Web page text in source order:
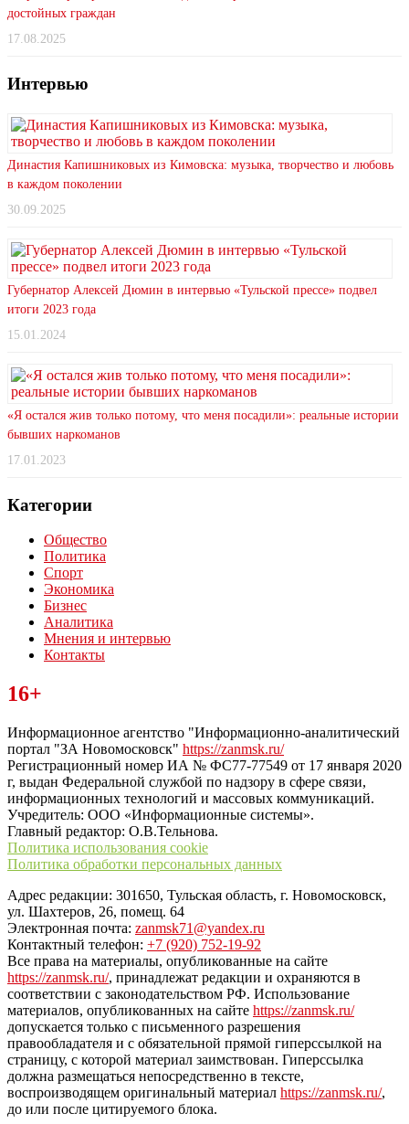
достойных граждан
17.08.2025
Интервью
Династия Капишниковых из Кимовска: музыка, творчество и любовь
в каждом поколении
30.09.2025
Губернатор Алексей Дюмин в интервью «Тульской прессе» подвел
итоги 2023 года
15.01.2024
«Я остался жив только потому, что меня посадили»: реальные истории
бывших наркоманов
17.01.2023
Категории
Общество
Политика
Спорт
Экономика
Бизнес
Аналитика
Мнения и интервью
Контакты
Читайте последние новости дня в Тульской области на сайте
“ЗаНовомосковск”
16+
Информационное агентство "Информационно-аналитический
портал "ЗА Новомосковск" https://zanmsk.ru/
Регистрационный номер ИА № ФС77-77549 от 17 января 2020
г, выдан Федеральной службой по надзору в сфере связи,
информационных технологий и массовых коммуникаций.
Учредитель: ООО «Информационные системы».
Главный редактор: О.В.Тельнова.
Политика использования cookie
Политика обработки персональных данных
Адрес редакции: 301650, Тульская область, г. Новомосковск,
ул. Шахтеров, 26, помещ. 64
Электронная почта: zanmsk71@yandex.ru
Контактный телефон: +7 (920) 752-19-92
Все права на материалы, опубликованные на сайте
https://zanmsk.ru/, принадлежат редакции и охраняются в
соответствии с законодательством РФ. Использование
материалов, опубликованных на сайте https://zanmsk.ru/
допускается только с письменного разрешения
правообладателя и с обязательной прямой гиперссылкой на
страницу, с которой материал заимствован. Гиперссылка
должна размещаться непосредственно в тексте,
воспроизводящем оригинальный материал https://zanmsk.ru/,
до или после цитируемого блока.